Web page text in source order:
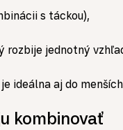
s táckou),
rozbije jednotný
ideálna aj do
kombinovať